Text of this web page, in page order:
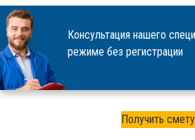
Консультация нашего
режиме без регистрации
Получить смету